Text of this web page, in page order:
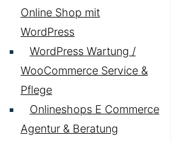
Online Shop mit
WordPress
WordPress Wartung /
WooCommerce Service &
Pflege
Onlineshops E Commerce
Agentur & Beratung